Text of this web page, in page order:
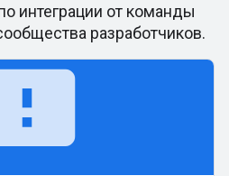
интеграции от команды
разработчиков.